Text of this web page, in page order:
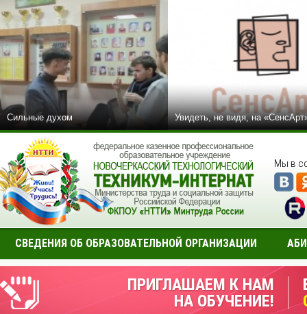
Сильные духом Увидеть, не видя, на
Мы в
СВЕДЕНИЯ ОБ ОБРАЗОВАТЕЛЬНОЙ ОРГАНИЗАЦИИ
ПРИГЛАШАЕМ К НАМ
НА ОБУЧЕНИЕ!